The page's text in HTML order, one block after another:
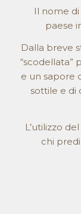
Il nome
paese
Dalla breve
“scodellata”
e un sapore
sottile e di
L’utilizzo
chi